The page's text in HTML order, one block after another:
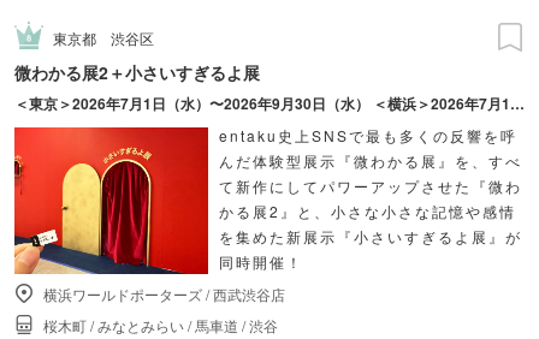
東京都 渋谷区
微わかる展2＋小さいすぎるよ展
＜東京＞2026年7月1日（水）〜2026年9月30日（水） ＜横浜＞2026年7月17日（金）〜2026年10月18日（日）
entaku史上SNSで最も多くの反響を呼
んだ体験型展示『微わかる展』を、すべ
て新作にしてパワーアップさせた『微わ
かる展2』と、小さな小さな記憶や感情
を集めた新展示『小さいすぎるよ展』が
同時開催！
横浜ワールドポーターズ/西武渋谷店
桜木町/みなとみらい/馬車道 /渋谷